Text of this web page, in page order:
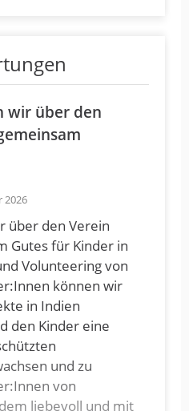
wir über den
2026
über den Verein
Gutes für Kinder in
Volunteering von
können wir
in Indien
den Kinder eine
und zu
von
liebevoll und mit